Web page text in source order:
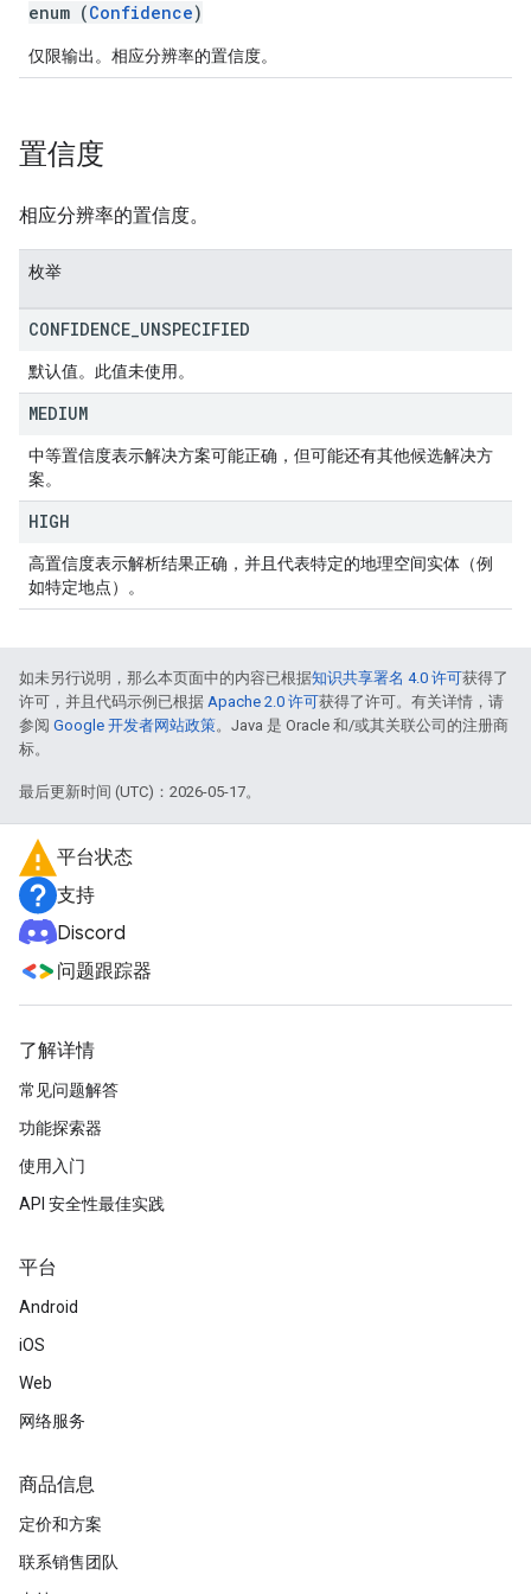
enum (Confidence)
仅限输出。相应分辨率的置信度。
置信度
相应分辨率的置信度。
枚举
CONFIDENCE UNSPECIFIED
默认值。此值未使用。
MEDIUM
中等置信度表示解决方案可能正确，但可能还有其他候选解决方
案。
HIGH
高置信度表示解析结果正确，并且代表特定的地理空间实体（例
如特定地点）。
如未另行说明，那么本页面中的内容已根据知识共享署名 4.0 许可获得了
许可，并且代码示例已根据 Apache 2.0 许可获得了许可。有关详情，请
参阅 Google 开发者网站政策。Java 是 Oracle 和/或其关联公司的注册商
标。
最后更新时间 (UTC)：2026-05-17。
平台状态
支持
Discord
问题跟踪器
了解详情
常见问题解答
功能探索器
使用入门
API 安全性最佳实践
平台
Android
iOS
Web
网络服务
商品信息
定价和方案
联系销售团队